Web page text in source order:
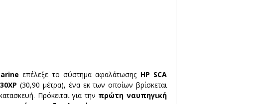
επέλεξε το σύστημα αφαλάτωσης HP SCA
30XP (30,90 μέτρα), ένα εκ των οποίων βρίσκεται
Πρόκειται για την πρώτη ναυπηγική